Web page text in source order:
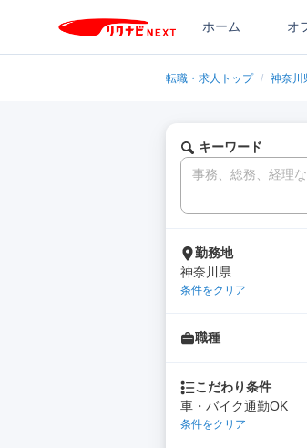
ホーム オ
転職・求人トップ / 神奈川
キーワード
勤務地
神奈川県
条件をクリア
職種
こだわり条件
車・バイク通勤OK
条件をクリア